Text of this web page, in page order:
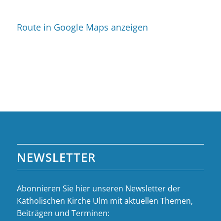
Route in Google Maps anzeigen
NEWSLETTER
Abonnieren Sie hier unseren Newsletter der
Katholischen Kirche Ulm mit aktuellen Themen,
Beiträgen und Terminen: